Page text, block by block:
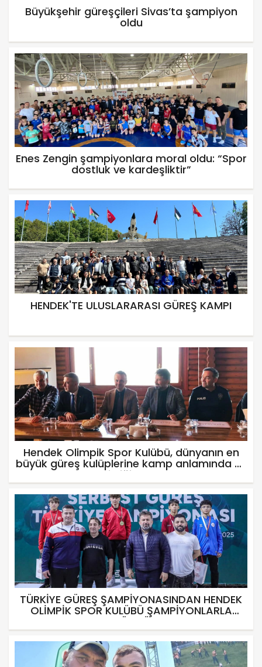
Büyükşehir güreşçileri Sivas’ta şampiyon
oldu
Enes Zengin şampiyonlara moral oldu: “Spor
dostluk ve kardeşliktir”
HENDEK'TE ULUSLARARASI GÜREŞ KAMPI
Hendek Olimpik Spor Kulübü, dünyanın en
büyük güreş kulüplerine kamp anlamında ev
sahipliği yapıyor
TÜRKİYE GÜREŞ ŞAMPİYONASINDAN HENDEK
OLİMPİK SPOR KULÜBÜ ŞAMPİYONLARLA
DÖNDÜ